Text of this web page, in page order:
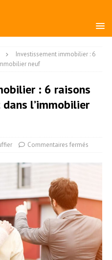
Investissement immobilier : 6
neuf
: 6 raisons
dans l’immobilier
Commentaires fermés